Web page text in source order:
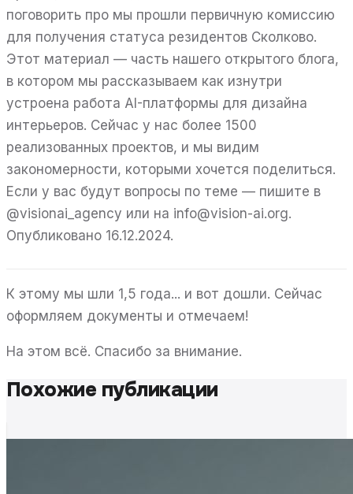
поговорить про мы прошли первичную комиссию
для получения статуса резидентов Сколково.
Этот материал — часть нашего открытого блога,
в котором мы рассказываем как изнутри
устроена работа AI-платформы для дизайна
интерьеров. Сейчас у нас более 1500
реализованных проектов, и мы видим
закономерности, которыми хочется поделиться.
Если у вас будут вопросы по теме — пишите в
@visionai_agency или на info@vision-ai.org.
Опубликовано 16.12.2024.
К этому мы шли 1,5 года... и вот дошли. Сейчас
оформляем документы и отмечаем!
На этом всё. Спасибо за внимание.
Похожие публикации